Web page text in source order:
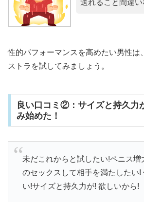
送れること間違い
性的パフォーマンスを高めたい男性は
ストラを試してみましょう。
良い口コミ②：サイズと持久力
み始めた！
未だこれからと試したい!ペニス増
のセックスして相手を満たしたい!
い!サイズと持久力が! 欲しいから!